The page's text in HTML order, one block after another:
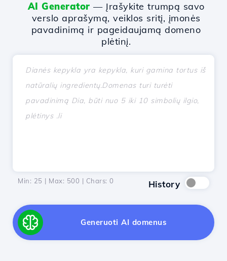
AI Generator — Įrašykite trumpą savo
verslo aprašymą, veiklos sritį, įmonės
pavadinimą ir pageidaujamą domeno
plėtinį.
Min: 25 | Max: 500 | Chars: 0 History
Generuoti AI domenus